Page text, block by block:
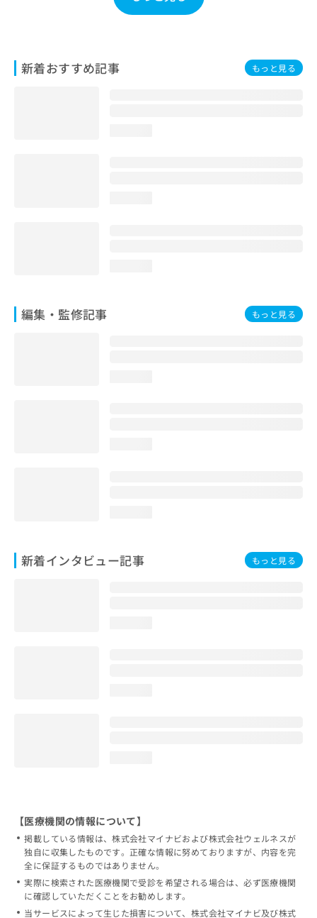
新着おすすめ記事 もっと見る
編集・監修記事 もっと見る
新着インタビュー記事 もっと見る
わ
【医療機関の情報について】
掲載している情報は、株式会社マイナビおよび株式会社ウェルネスが
独自に収集したものです。正確な情報に努めておりますが、内容を完
全に保証するものではありません。
実際に検索された医療機関で受診を希望される場合は、必ず医療機関
に確認していただくことをお勧めします。
当サービスによって生じた損害について、株式会社マイナビ及び株式